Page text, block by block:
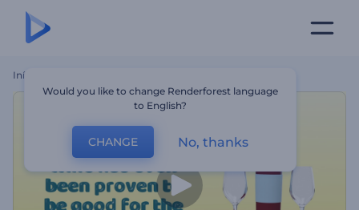
Início
Would you like to change Renderforest language
to English?
CHANGE No, thanks